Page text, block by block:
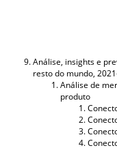
Análise, insights e
resto do mundo,
Análise de
produto